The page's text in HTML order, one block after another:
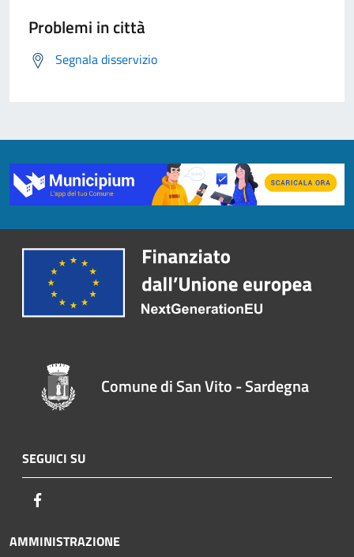
Problemi in città
Segnala disservizio
Comune di San Vito - Sardegna
SEGUICI SU
AMMINISTRAZIONE